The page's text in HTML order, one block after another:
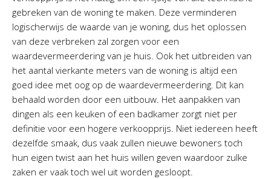
gebreken van de woning te maken. Deze verminderen
logischerwijs de waarde van je woning, dus het oplossen
van deze verbreken zal zorgen voor een
waardevermeerdering van je huis. Ook het uitbreiden van
het aantal vierkante meters van de woning is altijd een
goed idee met oog op de waardevermeerdering. Dit kan
behaald worden door een uitbouw. Het aanpakken van
dingen als een keuken of een badkamer zorgt niet per
definitie voor een hogere verkoopprijs. Niet iedereen heeft
dezelfde smaak, dus vaak zullen nieuwe bewoners toch
hun eigen twist aan het huis willen geven waardoor zulke
zaken er vaak toch wel uit worden gesloopt.